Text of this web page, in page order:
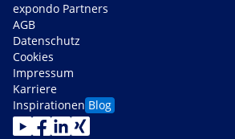
expondo Partners
AGB
Datenschutz
Cookies
Impressum
Karriere
Inspirationen Blog